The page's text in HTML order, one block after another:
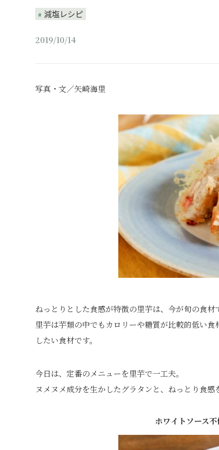
減塩レシピ
2019/10/14
写真・文／矢崎海里
ねっとりとした食感が特徴の里芋は、今が旬の食材
里芋は芋類の中でもカロリーや糖質が比較的低い
したい食材です。
今日は、定番のメニューを里芋で一工夫。
ヌメヌメ成分を生かしたグラタンと、ねっとり食
ホワイトソース